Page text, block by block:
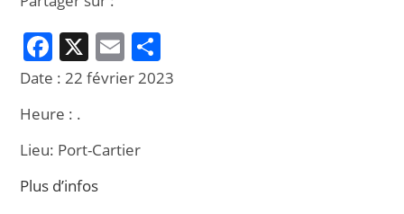
F
a
c
e
b
o
X E
m ar
Date :22 février 2023
Heure : .
Lieu: Port-Cartier
Plus d’infos